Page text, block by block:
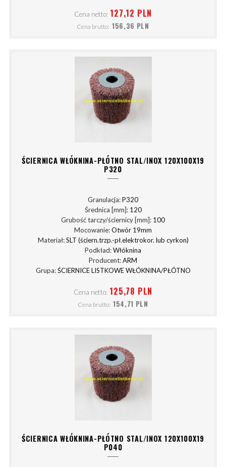
Cena netto: 127,12 PLN
Cena brutto: 156,36 PLN
ŚCIERNICA WŁÓKNINA-PŁÓTNO STAL/INOX 120X100X19
P320
Granulacja:P320
Średnica [mm]: 120
Grubość tarczy/ściernicy [mm]: 100
Mocowanie:Otwór 19mm
Materiał:SLT (ściern.trzp.-pł.elektrokor. lub cyrkon)
Podkład:Włóknina
Producent:ARM
Grupa:ŚCIERNICE LISTKOWE WŁÓKNINA/PŁÓTNO
Cena netto: 125,78 PLN
Cena brutto: 154,71 PLN
ŚCIERNICA WŁÓKNINA-PŁÓTNO STAL/INOX 120X100X19
P040